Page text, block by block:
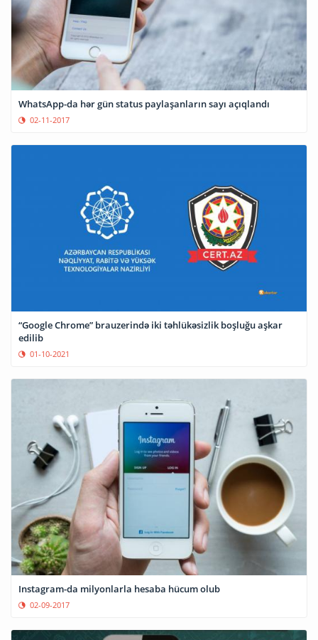
WhatsApp-da hər gün status paylaşanların sayı açıqlandı
02-11-2017
“Google Chrome” brauzerində iki təhlükəsizlik boşluğu aşkar
edilib
01-10-2021
Instagram-da milyonlarla hesaba hücum olub
02-09-2017